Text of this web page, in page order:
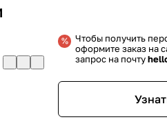
Чтобы получить
оформите заказ на
запрос на почту